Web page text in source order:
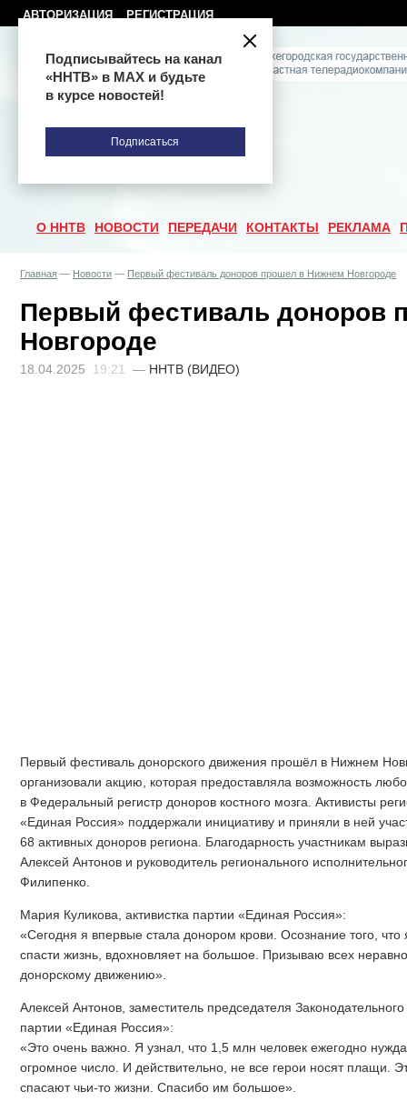
АВТОРИЗАЦИЯ РЕГИСТРАЦИЯ
О ННТВ НОВОСТИ ПЕРЕДАЧИ КОНТАКТЫ РЕКЛАМА
Главная — Новости — Первый фестиваль доноров прошел в Нижнем Новгороде
Первый фестиваль доноров
Новгороде
18.04.2025 19:21 — ННТВ (ВИДЕО)
Первый фестиваль донорского движения прошёл в Нижнем
организовали акцию, которая предоставляла возможность
в Федеральный регистр доноров костного мозга. Активисты
«Единая Россия» поддержали инициативу и приняли в ней
68 активных доноров региона. Благодарность участникам
Алексей Антонов и руководитель регионального
Филипенко.
Мария Куликова, активистка партии «Единая Россия»:
«Сегодня я впервые стала донором крови. Осознание того, что
спасти жизнь, вдохновляет на большое. Призываю всех
донорскому движению».
Алексей Антонов, заместитель председателя
партии «Единая Россия»:
«Это очень важно. Я узнал, что 1,5 млн человек ежегодно
огромное число. И действительно, не все герои носят плащи.
спасают чьи-то жизни. Спасибо им большое».
Подписывайтесь на канал
«ННТВ» в МАХ и будьте
в курсе новостей!
Подписаться